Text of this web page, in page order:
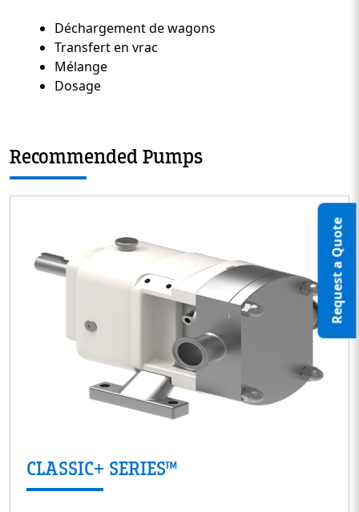
Request a Quote
Custom Content Two
Déchargement de wagons
Transfert en vrac
Mélange
Dosage
Recommended Pumps
CLASSIC+ SERIES™